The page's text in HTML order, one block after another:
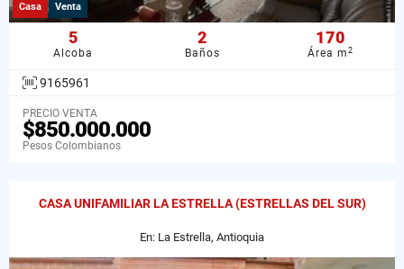
Casa Venta
5
Alcoba
2
Baños
170
Área m2
9165961
PRECIO VENTA
$850.000.000
Pesos Colombianos
CASA UNIFAMILIAR LA ESTRELLA (ESTRELLAS DEL SUR)
En: La Estrella, Antioquia